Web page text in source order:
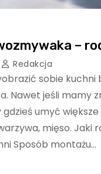
–
Redakcja
sobie kuchni
Nawet jeśli mamy
umyć
mięso. Jaki
Sposób montażu…